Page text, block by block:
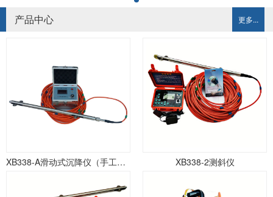
更多...
产品中心
XB338-A滑动式沉降仪（手工记录） XB338-2测斜仪